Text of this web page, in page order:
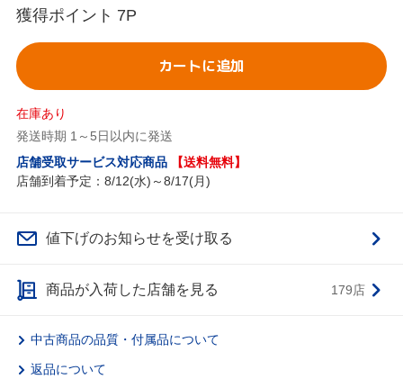
獲得ポイント 7P
カートに追加
在庫あり
発送時期 1～5日以内に発送
店舗受取サービス対応商品
【送料無料】
店舗到着予定：8/12(水)～8/17(月)
値下げのお知らせを受け取る
商品が入荷した店舗を見る 179店
中古商品の品質・付属品について
返品について